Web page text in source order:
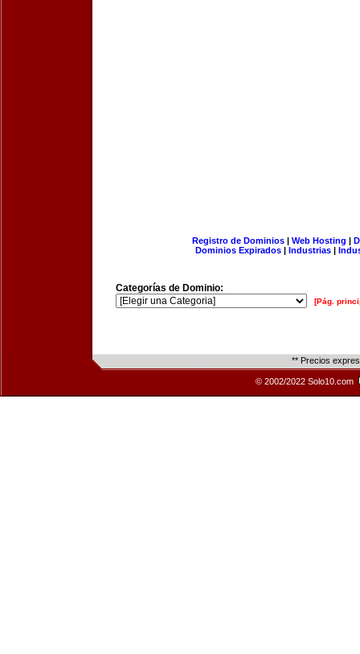
Registro de Dominios| Web Hosting |
Dominios Expirados | Industrias |
Categorías de Dominio:
[Pág.
** Precios
© 2002/2022 Solo10.com